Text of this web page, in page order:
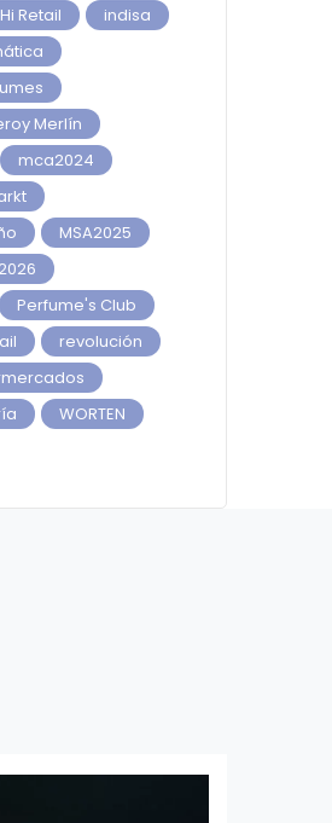
Hi Retail
indisa
Merlín
mca2024
MSA2025
Perfume's Club
revolución
WORTEN